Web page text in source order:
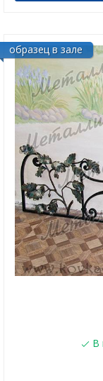
образец в зале
В